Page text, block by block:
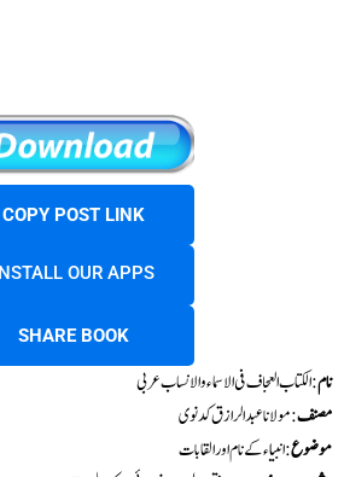
COPY POST LINK
INSTALL OUR APPS
SHARE BOOK
نام: الکتاب العجاف فی الاسماء والانساب عربی
مصنف: مولانا عبدالرازق کدنوی
موضوع: انبیاء کے نام اور القابات